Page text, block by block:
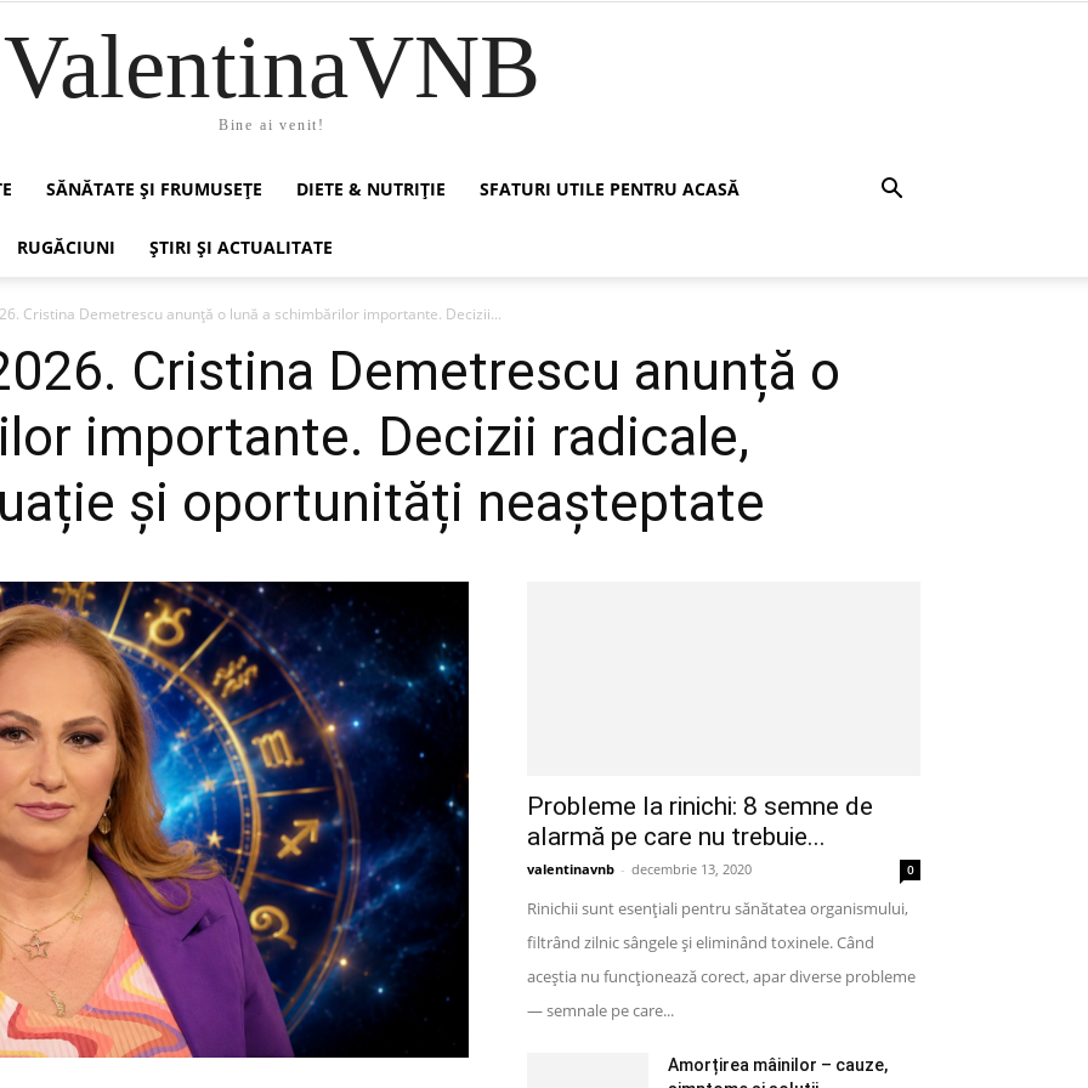
ValentinaVNB
Bine ai venit!
SĂNĂTATE ȘI FRUMUSEȚE DIETE & NUTRIȚIE SFATURI UTILE PENTRU ACASĂ
RUGĂCIUNI ȘTIRI ȘI ACTUALITATE
Cristina Demetrescu anunță o lună a schimbărilor importante. Decizii...
Cristina Demetrescu anunță o
importante. Decizii radicale,
și oportunități neașteptate
Probleme la rinichi: 8 semne de
alarmă pe care nu trebuie...
valentinavnb - decembrie 13, 2020 0
Rinichii sunt esențiali pentru sănătatea organismului,
filtrând zilnic sângele și eliminând toxinele. Când
aceștia nu funcționează corect, apar diverse probleme
— semnale pe care...
Amorțirea mâinilor – cauze,